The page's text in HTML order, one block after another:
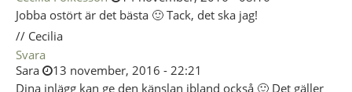
Jobba ostört är det bästa 🙂 Tack, det ska jag!
// Cecilia
Svara
Sara
13 november, 2016 - 22:21
Dina inlägg kan ge den känslan ibland också 🙂 Det gäller